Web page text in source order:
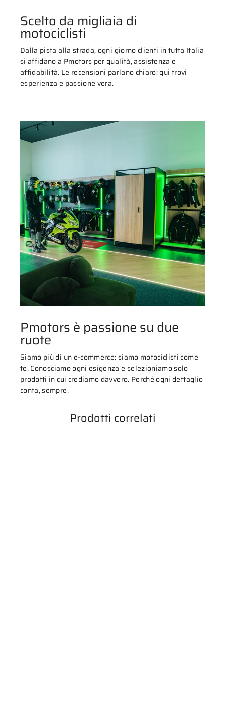
Scelto da migliaia di
motociclisti
Dalla pista alla strada, ogni giorno clienti in tutta Italia
si affidano a Pmotors per qualità, assistenza e
affidabilità. Le recensioni parlano chiaro: qui trovi
esperienza e passione vera.
Pmotors è passione su due
ruote
Siamo più di un e-commerce: siamo motociclisti come
te. Conosciamo ogni esigenza e selezioniamo solo
prodotti in cui crediamo davvero. Perché ogni dettaglio
conta, sempre.
Prodotti correlati